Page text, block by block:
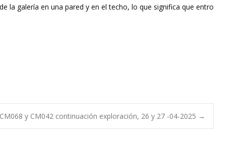
la galería en una pared y en el techo, lo que significa que entro
y CM042 continuación exploración, 26 y 27 -04-2025 →